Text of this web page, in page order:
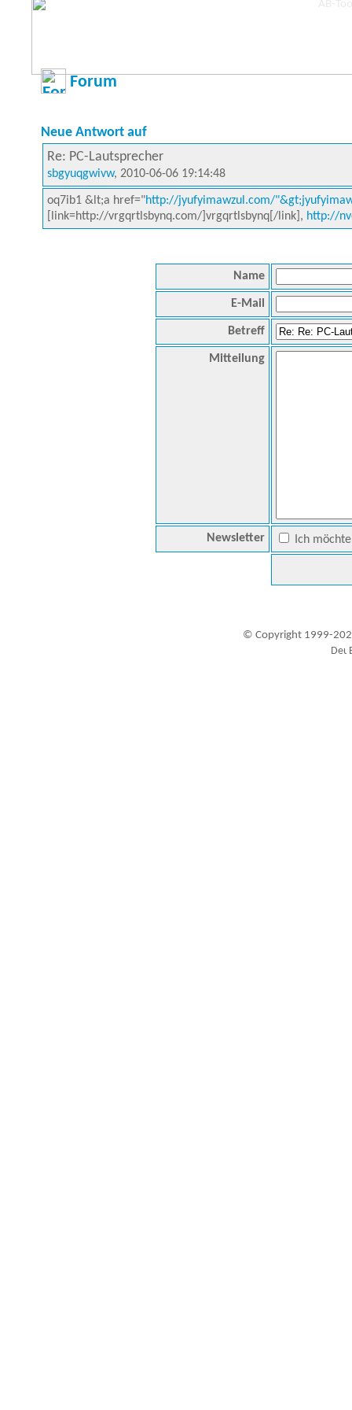
Forum
Neue Antwort auf
Re: PC-Lautsprecher
sbgyuqgwivw, 2010-06-06 19:14:48
oq7ib1 &lt;a href="http://jyufyimawzul.com/
[link=http://vrgqrtlsbynq.com/]vrgqrtlsbynq[/link], http://
Name
E-Mail
Betreff
Mitteilung
Newsletter Ich
© Copyright 1999-